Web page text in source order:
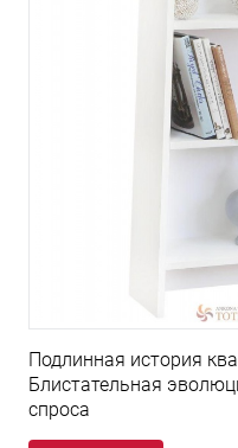
Подлинная история
Блистательная
спроса